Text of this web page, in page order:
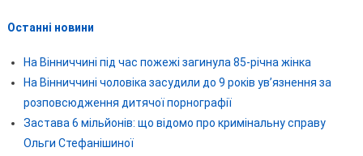
Останні новини
На Вінниччині під час пожежі загинула 85-річна жінка
На Вінниччині чоловіка засудили до 9 років ув’язнення за
розповсюдження дитячої порнографії
Застава 6 мільйонів: що відомо про кримінальну справу
Ольги Стефанішиної